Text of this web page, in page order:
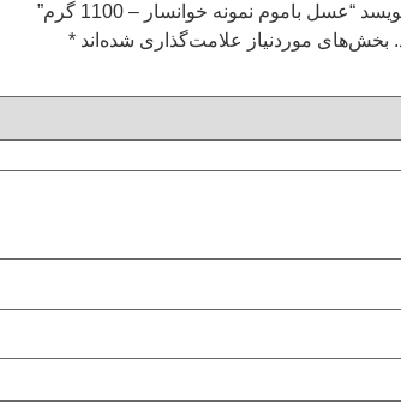
باموم نمونه خوانسار – 1100 گرم”
بخش‌های موردنیاز علامت‌گذاری شده‌اند *